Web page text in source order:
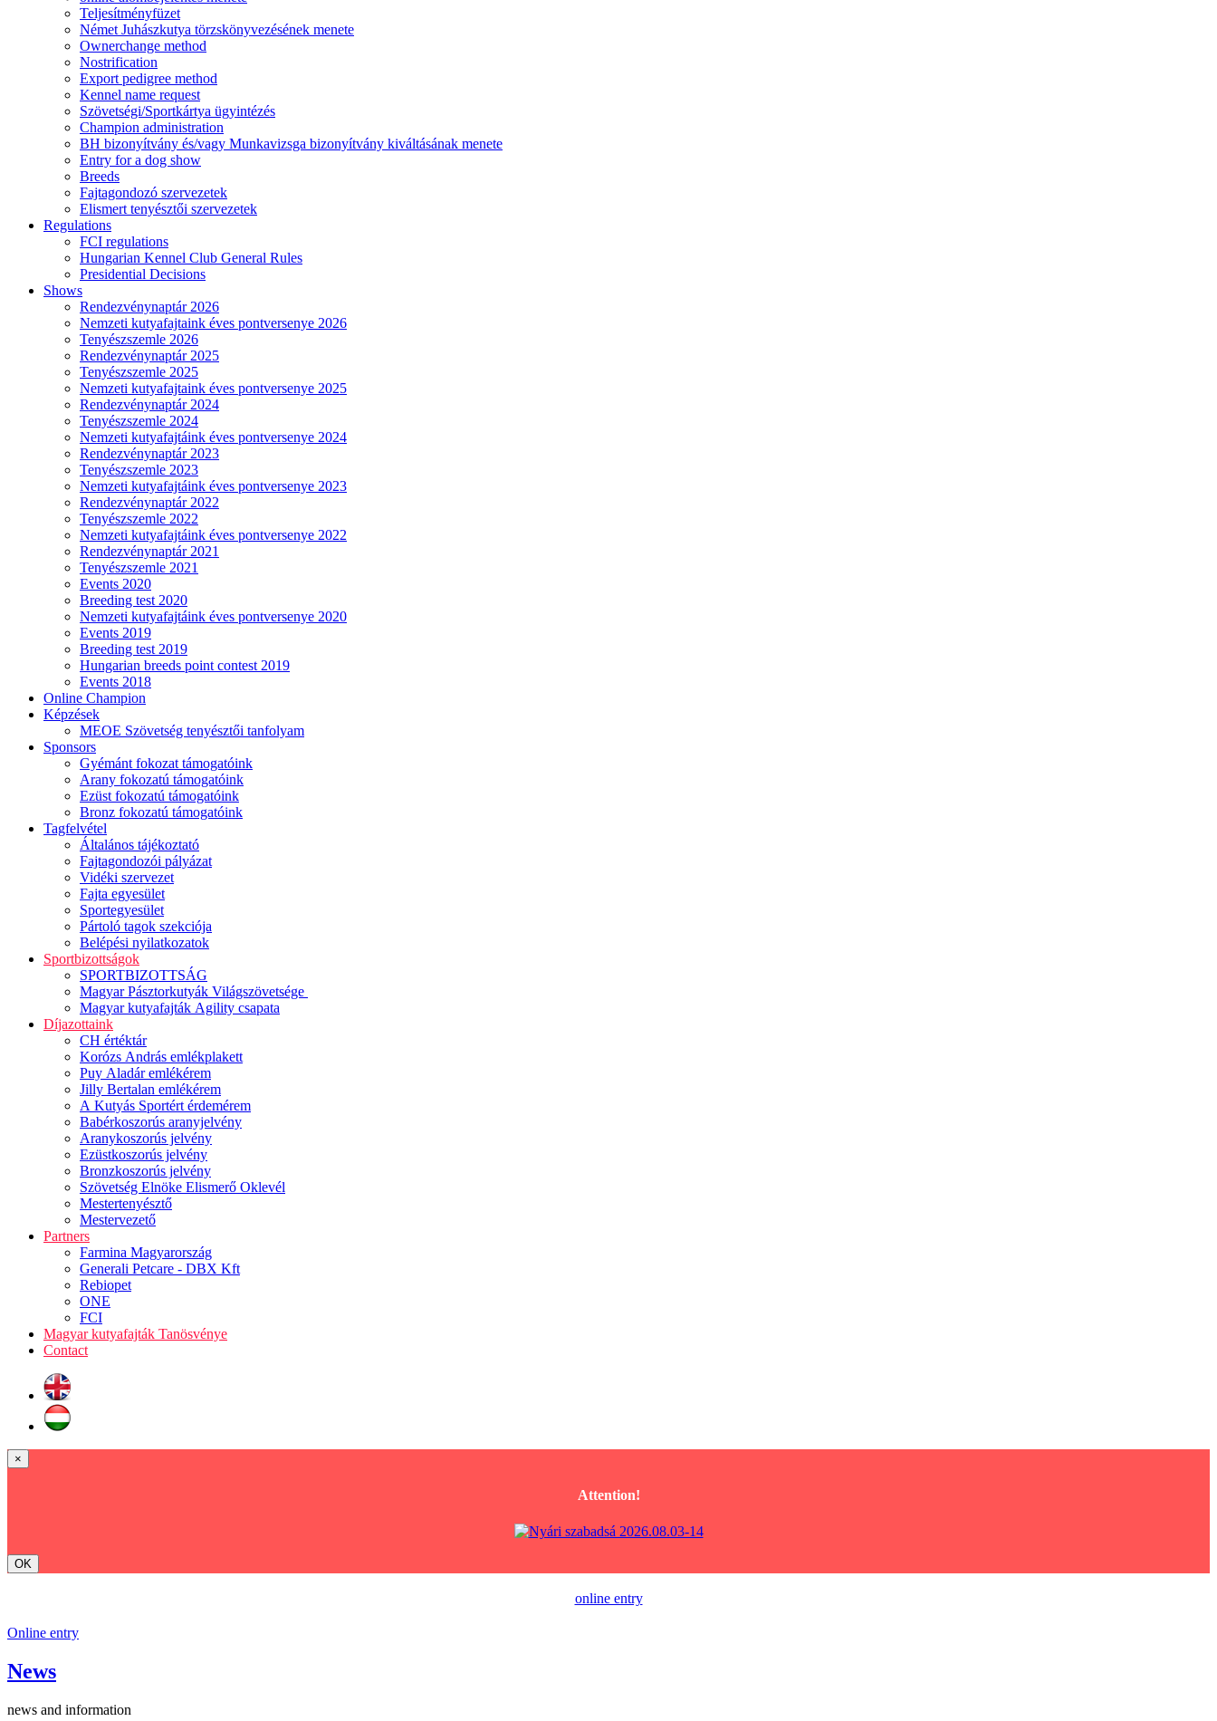
Teljesítményfüzet
Német Juhászkutya törzskönyvezésének menete
Ownerchange method
Nostrification
Export pedigree method
Kennel name request
Szövetségi/Sportkártya ügyintézés
Champion administration
BH bizonyítvány és/vagy Munkavizsga bizonyítvány kiváltásának menete
Entry for a dog show
Breeds
Fajtagondozó szervezetek
Elismert tenyésztői szervezetek
Regulations
FCI regulations
Hungarian Kennel Club General Rules
Presidential Decisions
Shows
Rendezvénynaptár 2026
Nemzeti kutyafajtaink éves pontversenye 2026
Tenyészszemle 2026
Rendezvénynaptár 2025
Tenyészszemle 2025
Nemzeti kutyafajtaink éves pontversenye 2025
Rendezvénynaptár 2024
Tenyészszemle 2024
Nemzeti kutyafajtáink éves pontversenye 2024
Rendezvénynaptár 2023
Tenyészszemle 2023
Nemzeti kutyafajtáink éves pontversenye 2023
Rendezvénynaptár 2022
Tenyészszemle 2022
Nemzeti kutyafajtáink éves pontversenye 2022
Rendezvénynaptár 2021
Tenyészszemle 2021
Events 2020
Breeding test 2020
Nemzeti kutyafajtáink éves pontversenye 2020
Events 2019
Breeding test 2019
Hungarian breeds point contest 2019
Events 2018
Online Champion
Képzések
MEOE Szövetség tenyésztői tanfolyam
Sponsors
Gyémánt fokozat támogatóink
Arany fokozatú támogatóink
Ezüst fokozatú támogatóink
Bronz fokozatú támogatóink
Tagfelvétel
Általános tájékoztató
Fajtagondozói pályázat
Vidéki szervezet
Fajta egyesület
Sportegyesület
Pártoló tagok szekciója
Belépési nyilatkozatok
Sportbizottságok
SPORTBIZOTTSÁG
Magyar Pásztorkutyák Világszövetsége
Magyar kutyafajták Agility csapata
Díjazottaink
CH értéktár
Korózs András emlékplakett
Puy Aladár emlékérem
Jilly Bertalan emlékérem
A Kutyás Sportért érdemérem
Babérkoszorús aranyjelvény
Aranykoszorús jelvény
Ezüstkoszorús jelvény
Bronzkoszorús jelvény
Szövetség Elnöke Elismerő Oklevél
Mestertenyésztő
Mestervezető
Partners
Farmina Magyarország
Generali Petcare - DBX Kft
Rebiopet
ONE
FCI
Magyar kutyafajták Tanösvénye
Contact
×
Attention!
OK
online entry
Online entry
News
news and information